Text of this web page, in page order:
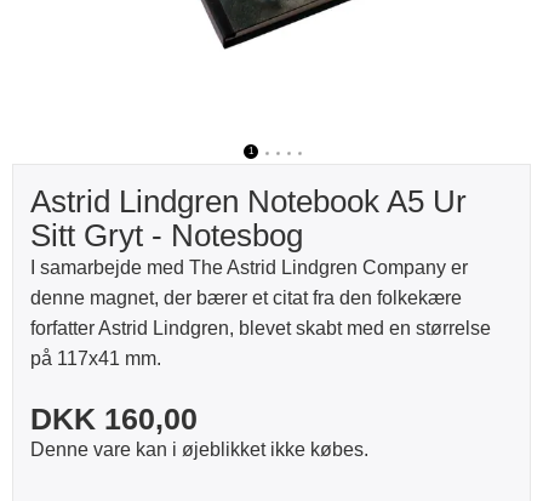
1
Astrid Lindgren Notebook A5 Ur
Sitt Gryt - Notesbog
I samarbejde med The Astrid Lindgren Company er
denne magnet, der bærer et citat fra den folkekære
forfatter Astrid Lindgren, blevet skabt med en størrelse
på 117x41 mm.
DKK 160,00
Denne vare kan i øjeblikket ikke købes.